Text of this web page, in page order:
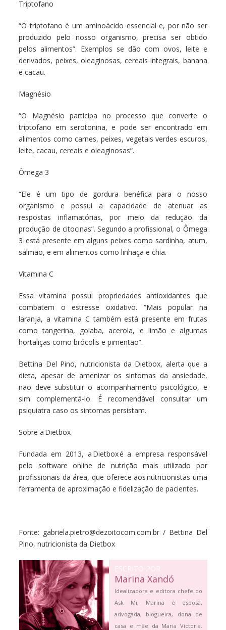
Triptofano
“O triptofano é um aminoácido essencial e, por não ser
produzido pelo nosso organismo, precisa ser obtido
pelos alimentos”. Exemplos se dão com ovos, leite e
derivados, peixes, oleaginosas, cereais integrais, banana
e cacau.
Magnésio
“O Magnésio participa no processo que converte o
triptofano em serotonina, e pode ser encontrado em
alimentos como carnes, peixes, vegetais verdes escuros,
leite, cacau, cereais e oleaginosas”.
Ômega 3
“Ele é um tipo de gordura benéfica para o nosso
organismo e possui a capacidade de atenuar as
respostas inflamatórias, por meio da redução da
produção de citocinas”. Segundo a profissional, o Ômega
3 está presente em alguns peixes como sardinha, atum,
salmão, e em alimentos como linhaça e chia.
Vitamina C
Essa vitamina possui propriedades antioxidantes que
combatem o estresse oxidativo. “Mais popular na
laranja, a vitamina C também está presente em frutas
como tangerina, goiaba, acerola, e limão e algumas
hortaliças como brócolis e pimentão”.
Bettina Del Pino, nutricionista da Dietbox, alerta que a
dieta, apesar de amenizar os sintomas da ansiedade,
não deve substituir o acompanhamento psicológico, e
sim complementá-lo. É recomendável consultar um
psiquiatra caso os sintomas persistam.
Sobre a Dietbox
Fundada em 2013, a Dietbox é a empresa responsável
pelo software online de nutrição mais utilizado por
profissionais da área, que oferece aos nutricionistas uma
ferramenta de aproximação e fidelização de pacientes.
Fonte: gabriela.pietro@dezoitocom.com.br / Bettina Del
Pino, nutricionista da Dietbox
ESCRITO POR
Marina Xandó
Idealizadora e editora chefe do
Ask Mi, Marina é esposa,
advogada, blogueira, dona de
casa e mãe da Maria Victoria.